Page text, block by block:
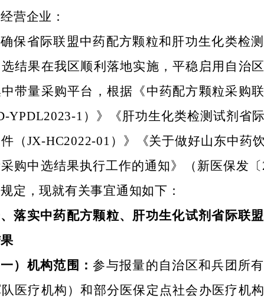
营企业：
保省际联盟中药配方颗粒和肝功生化类检
结果在我区顺利落地实施，平稳启用自治
带量采购平台，根据《中药配方颗粒采购
YPDL2023-1 ）》《肝功生化类检测试剂省
（JX-HC2022-01 ）》
《关于做好山东中药
购中选结果执行工作的通知》 （ 新医保发 〔
定，现就有关事宜通知如下：
落实中药配方颗粒、肝功生化试剂省际联
一）机构范围：参与报量的自治区和兵团 所
队医疗机构）和部分医保定点社会办医疗机